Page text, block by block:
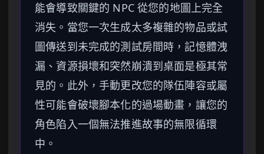
能會導致關鍵的 NPC 從您的地圖上完全
消失。當您一次生成太多複雜的物品或試
圖傳送到未完成的測試房間時，記憶體洩
漏、資源損壞和突然崩潰到桌面是極其常
見的。此外，手動更改您的隊伍陣容或屬
性可能會破壞腳本化的過場動畫，讓您的
角色陷入一個無法推進故事的無限循環
中。